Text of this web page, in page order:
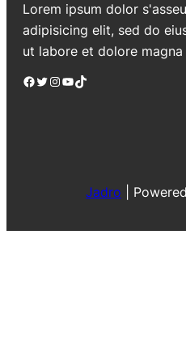
Lorem ipsum dolor
adipisicing elit, sed do
ut labore et dolore magna
Facebook Twitter Instagram YouTube TikTok
Jadro